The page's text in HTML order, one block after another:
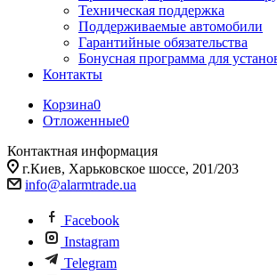
Техническая поддержка
Поддерживаемые автомобили
Гарантийные обязательства
Бонусная программа для
Контакты
Корзина0
Отложенные0
Контактная информация
г.Киев, Харьковское шоссе, 201/203
info@alarmtrade.ua
Facebook
Instagram
Telegram